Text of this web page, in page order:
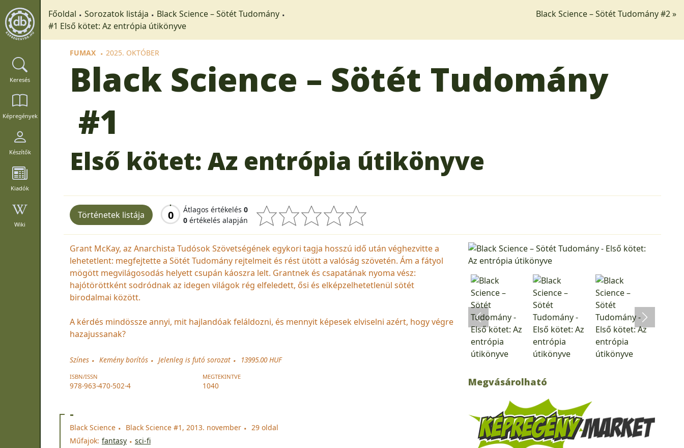
Keresés
Képregények
Készítők
Kiadók
Wiki
Főoldal Sorozatok listája
Black Science – Sötét Tudomány
#1 Első kötet: Az entrópia útikönyve
Black Science – Sötét Tudomány #2 »
FUMAX 2025. OKTÓBER
Black Science – Sötét Tudomány
#1
Első kötet: Az entrópia útikönyve
Történetek listája 0 Átlagos értékelés 0
0 értékelés alapján
Grant McKay, az Anarchista Tudósok Szövetségének egykori tagja hosszú idő után véghezvitte a
lehetetlent: megfejtette a Sötét Tudomány rejtelmeit és rést ütött a valóság szövetén. Ám a fátyol
mögött megvilágosodás helyett csupán káoszra lelt. Grantnek és csapatának nyoma vész:
hajótöröttként sodródnak az idegen világok rég elfeledett, ősi és elképzelhetetlenül sötét
birodalmai között.
A kérdés mindössze annyi, mit hajlandóak feláldozni, és mennyit képesek elviselni azért, hogy végre
hazajussanak?
Színes Kemény borítós Jelenleg is futó sorozat 13995.00 HUF
ISBN/ISSN
978-963-470-502-4
MEGTEKINTVE
1040
-
Black Science Black Science #1, 2013. november
29 oldal
Műfajok: fantasy sci-fi
Megvásárolható